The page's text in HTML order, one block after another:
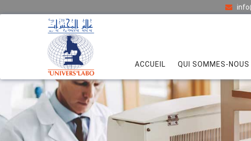
ACCUEIL QUI SOMMES-NOUS